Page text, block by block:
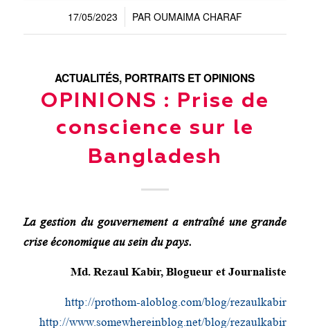
17/05/2023
/ PAR OUMAIMA CHARAF
ACTUALITÉS, PORTRAITS ET OPINIONS
OPINIONS : Prise de
conscience sur le
Bangladesh
La gestion du gouvernement a entraîné une grande
crise économique au sein du pays.
Md. Rezaul Kabir, Blogueur et Journaliste
http://prothom-aloblog.com/blog/rezaulkabir
http://www.somewhereinblog.net/blog/rezaulkabir